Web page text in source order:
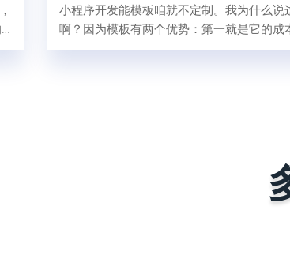
小程序开发能模板咱就不定制。我为什么说
啊？因为模板有两个优势：第一就是它的成
间够快；一个小程序商城我们交付快2-3天
程序要稳定。而定制开发是从0到1的过程...